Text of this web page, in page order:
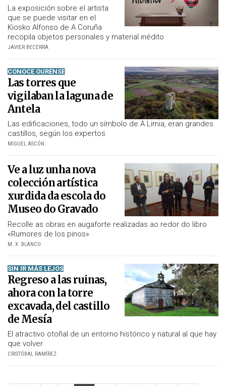
La exposición sobre el artista
que se puede visitar en el
Kiosko Alfonso de A Coruña
recopila objetos personales y material inédito
JAVIER BECERRA
CONOCE OURENSE
Las torres que
vigilaban la laguna de
Antela
Las edificaciones, todo un símbolo de A Limia, eran grandes
castillos, según los expertos
MIGUEL ASCÓN
Ve a luz unha nova
colección artística
xurdida da escola do
Museo do Gravado
Recolle as obras en augaforte realizadas ao redor do libro
«Rumores de los pinos»
M. X. BLANCO
SIN IR MÁS LEJOS
Regreso a las ruinas,
ahora con la torre
excavada, del castillo
de Mesía
El atractivo otoñal de un entorno histórico y natural al que hay
que volver
CRISTÓBAL RAMÍREZ